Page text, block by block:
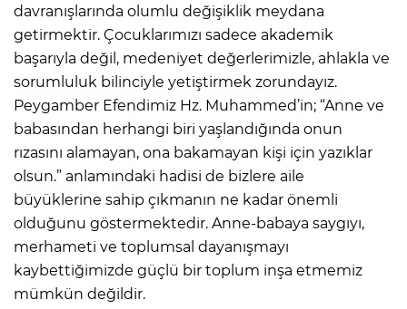
davranışlarında olumlu değişiklik meydana
getirmektir. Çocuklarımızı sadece akademik
başarıyla değil, medeniyet değerlerimizle, ahlakla ve
sorumluluk bilinciyle yetiştirmek zorundayız.
Peygamber Efendimiz Hz. Muhammed’in; “Anne ve
babasından herhangi biri yaşlandığında onun
rızasını alamayan, ona bakamayan kişi için yazıklar
olsun.” anlamındaki hadisi de bizlere aile
büyüklerine sahip çıkmanın ne kadar önemli
olduğunu göstermektedir. Anne-babaya saygıyı,
merhameti ve toplumsal dayanışmayı
kaybettiğimizde güçlü bir toplum inşa etmemiz
mümkün değildir.